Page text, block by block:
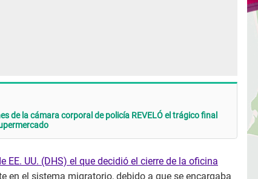
de la cámara corporal de policía REVELÓ el trágico final
EE. UU. (DHS) el que decidió el cierre de la oficina
en el sistema migratorio, debido a que se encargaba